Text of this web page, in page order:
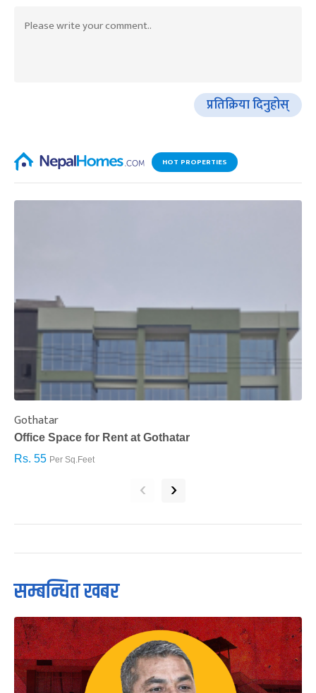
प्रतिक्रिया दिनुहोस्
HOT PROPERTIES
Gothatar
Office Space for Rent at Gothatar
Rs. 55 Per Sq.Feet
‹ ›
सम्बन्धित खबर